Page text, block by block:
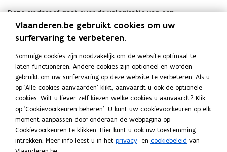
Deze eindproef gaat over devalorisatie van een
nevenstroom. In de eerste plaats wordt de ecologische
impact van mattenwei onder de loep genomen en wordt er
productente ontwikkelen. De productie kan gebeuren door
mensen die tewerkgesteld zijn in maatbedrijven , en die dus
een afstand hebben tot de arbeidsmarkt vanwegen burn-outs
of andere situaties. Op die manier kunnen de bijproducten ook
eensociale impactgenereren. Bovendien blijft de productie
van mattentaartjes op deze manier rendabel en kan er een
aspect van het culturele erfgoed in Geraardsbergen bewaard
blijven.
Vlaanderen.be gebruikt cookies om uw
surfervaring te verbeteren.
Sommige cookies zijn noodzakelijk om de website optimaal te
laten functioneren. Andere cookies zijn optioneel en worden
gebruikt om uw surfervaring op deze website te verbeteren. Als u
op 'Alle cookies aanvaarden' klikt, aanvaardt u ook de optionele
cookies. Wilt u liever zelf kiezen welke cookies u aanvaardt? Klik
op 'Cookievoorkeuren beheren'. U kunt uw cookievoorkeuren op elk
moment aanpassen door onderaan de webpagina op
Cookievoorkeuren te klikken. Hier kunt u ook uw toestemming
intrekken. Meer info leest u in het privacy- en cookiebeleid van